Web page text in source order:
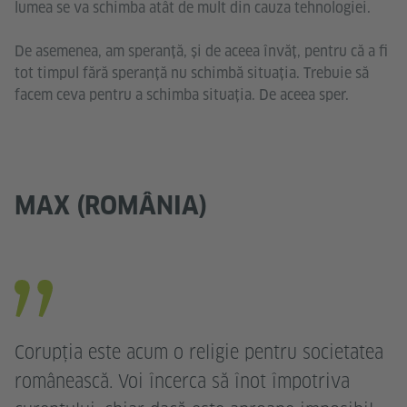
lumea se va schimba atât de mult din cauza tehnologiei.
De asemenea, am speranță, și de aceea învăț, pentru că a fi
tot timpul fără speranță nu schimbă situația. Trebuie să
facem ceva pentru a schimba situația. De aceea sper.
MAX (ROMÂNIA)
Corupția este acum o religie pentru societatea
românească. Voi încerca să înot împotriva